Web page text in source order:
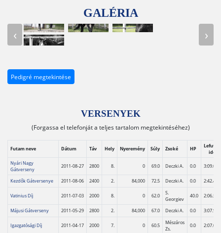
GALÉRIA
‹ ›
Pedigré megtekintése
VERSENYEK
(Forgassa el telefonját a teljes tartalom megtekintéséhez)
Futam neve Dátum Táv Hely Nyeremény Súly Zsoké HP
Lefutási
idő
Nyári Nagy
Gátverseny
2011-08-27 2800 8. 0 69.0 Deczki A. 0.0 3:09.0
Kezdők Gátversenye 2011-08-06 2400 2. 84,000 72.5 Deczki A. 0.0 2:42.4
Vatinius Díj 2011-07-03 2000 8. 0 62.0
S.
Georgiev
40.0 2:06.5
Májusi Gátverseny 2011-05-29 2800 2. 84,000 67.0 Deczki A. 0.0 3:07.9
Igazgatósági Díj 2011-04-17 2000 7. 0 60.5
Mészáros
Zs.
0.0 2:07.0